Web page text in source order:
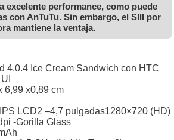
excelente performance, como puede
con AnTuTu. Sin embargo, el SIII por
mantiene la ventaja.
4.0.4 Ice Cream Sandwich con HTC
6,99 x0,89 cm
LCD2 –4,7 pulgadas1280×720 (HD)
-Gorilla Glass